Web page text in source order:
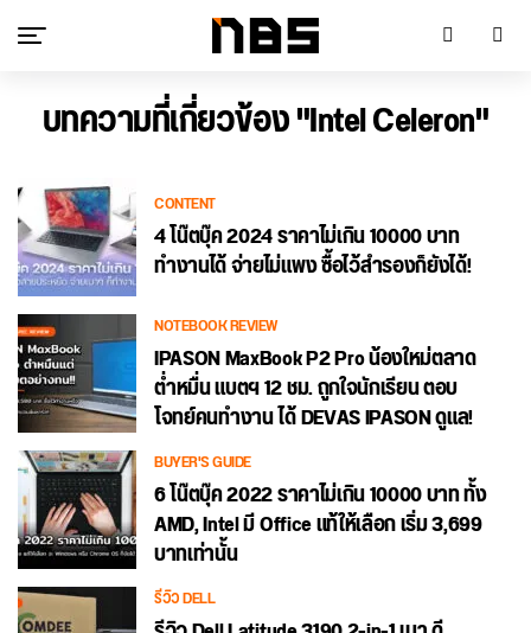
บทความที่เกี่ยวข้อง "Intel Celeron"
CONTENT
4 โน๊ตบุ๊ค 2024 ราคาไม่เกิน 10000 บาท
ทำงานได้ จ่ายไม่แพง ซื้อไว้สำรองก็ยังได้!
NOTEBOOK REVIEW
IPASON MaxBook P2 Pro น้องใหม่ตลาด
ต่ำหมื่น แบตฯ 12 ชม. ถูกใจนักเรียน ตอบ
โจทย์คนทำงาน ได้ DEVAS IPASON ดูแล!
BUYER'S GUIDE
6 โน๊ตบุ๊ค 2022 ราคาไม่เกิน 10000 บาท ทั้ง
AMD, Intel มี Office แท้ให้เลือก เริ่ม 3,699
บาทเท่านั้น
รีวิว DELL